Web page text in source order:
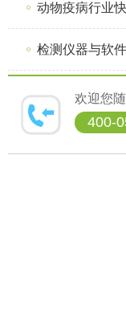
动物疫病行业
检测仪器与软件
欢迎您
400-